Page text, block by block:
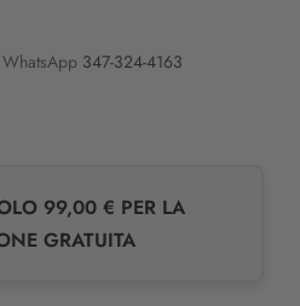
WhatsApp 347-324-4163
99,00 € PER LA
GRATUITA